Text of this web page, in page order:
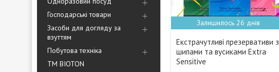
Господарські товари
Засоби для догляду за
взуттям
Побутова техніка
ТМ BIOTON
Залишилось 26 днів
Екстрачутливі презервативи з
шипами та вусиками Extra
Sensitive